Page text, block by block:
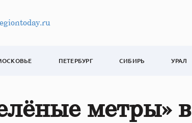
ПЕТЕРБУРГ СИБИРЬ УРАЛ
метры» в